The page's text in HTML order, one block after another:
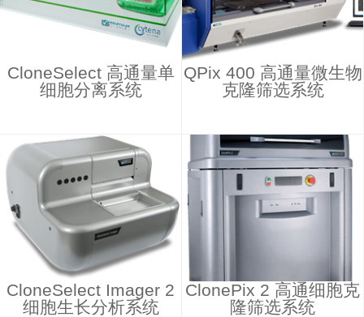
CloneSelect 高通量单
细胞分离系统
QPix 400 高通量微生物
克隆筛选系统
CloneSelect Imager 2
细胞生长分析系统
ClonePix 2 高通细胞克
隆筛选系统